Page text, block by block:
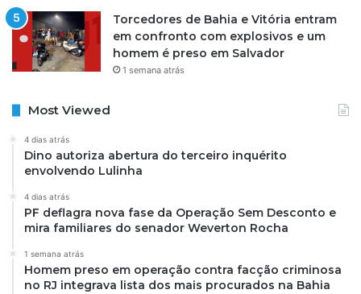
Torcedores de Bahia e Vitória entram
em confronto com explosivos e um
homem é preso em Salvador
1 semana atrás
Most Viewed
4 dias atrás
Dino autoriza abertura do terceiro inquérito
envolvendo Lulinha
4 dias atrás
PF deflagra nova fase da Operação Sem Desconto e
mira familiares do senador Weverton Rocha
1 semana atrás
Homem preso em operação contra facção criminosa
no RJ integrava lista dos mais procurados na Bahia